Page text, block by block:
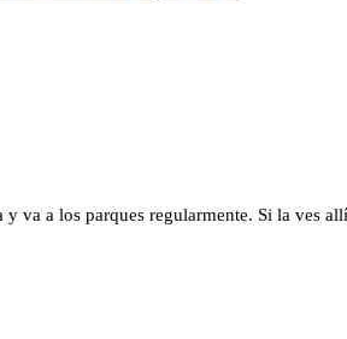
va a los parques regularmente. Si la ves